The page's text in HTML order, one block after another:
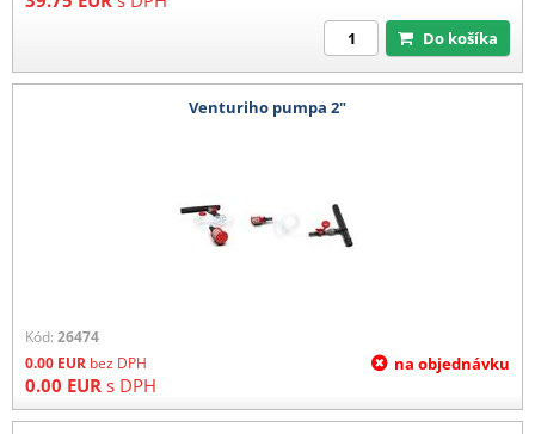
Do košíka
Venturiho pumpa 2"
Kód: 26474
0.00 EUR bez DPH
0.00 EUR s DPH
na objednávku